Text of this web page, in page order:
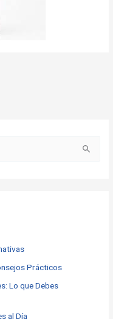
Prácticos
Lo que Debes
al Día